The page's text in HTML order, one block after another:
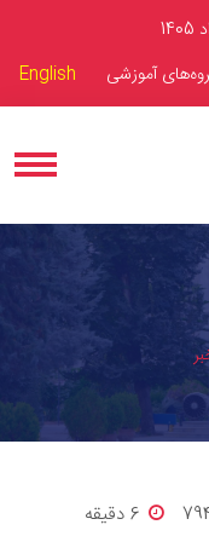
آموزشی English
6 دقيقه